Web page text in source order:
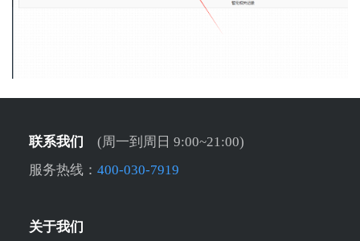
联系我们
(周一到周日 9:00~21:00)
服务热线： 400-030-7919
关于我们